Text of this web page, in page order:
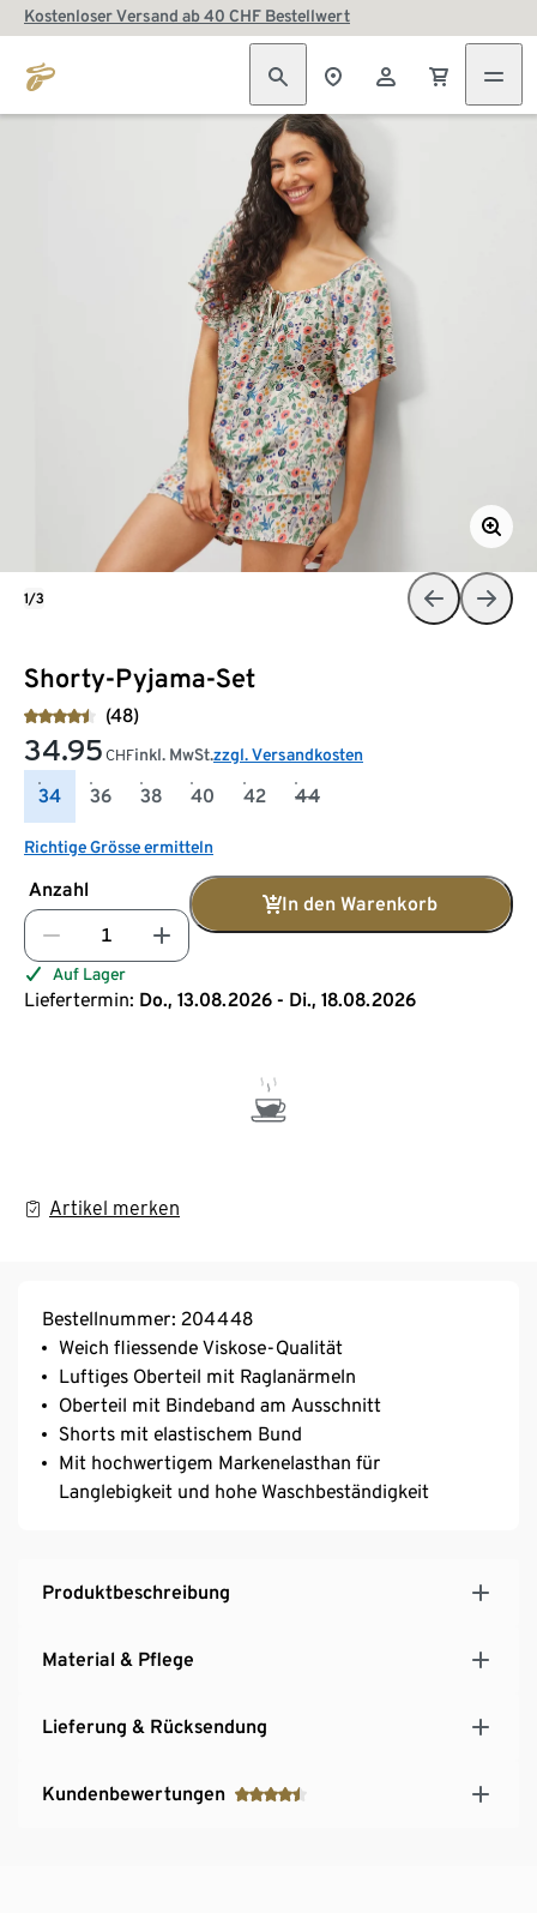
Kostenloser Versand ab 40 CHF Bestellwert
Shorty-Pyjama-Set
(48)
34.95 CHFinkl. MwSt.zzgl. Versandkosten
34 36 38 40 42 44
Richtige Grösse ermitteln
Anzahl
In den Warenkorb
Auf Lager
Liefertermin: Do., 13.08.2026 - Di., 18.08.2026
Artikel merken
1/3
Bestellnummer: 204448
Weich fliessende Viskose-Qualität
Luftiges Oberteil mit Raglanärmeln
Oberteil mit Bindeband am Ausschnitt
Shorts mit elastischem Bund
Mit hochwertigem Markenelasthan für
Langlebigkeit und hohe Waschbeständigkeit
Produktbeschreibung
Material & Pflege
Lieferung & Rücksendung
Kundenbewertungen